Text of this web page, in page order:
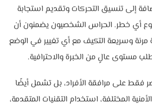
إلى تنسيق التحركات وتقديم استجابة
أي خطر. الحراس الشخصيون يضمنون أن
مرنة وسريعة التكيف مع أي تغيير في الوضع
مستوى عالٍ من الخبرة والاحترافية.
فقط على مرافقة الأفراد، بل تشمل أيضًا
المختلفة، استخدام التقنيات المتقدمة،